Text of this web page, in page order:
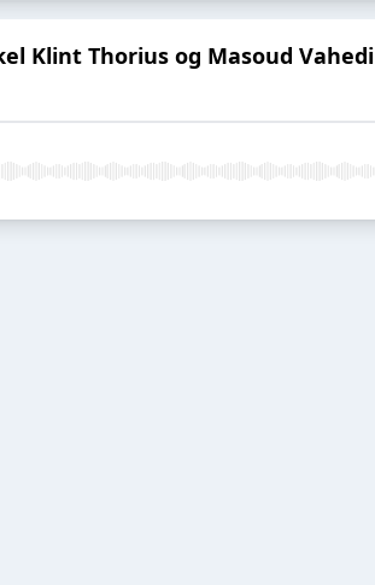
Klint Thorius og Masoud Vahedi